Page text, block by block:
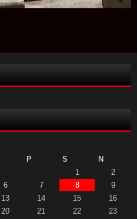
P S
N
1
2
6 7 8
9
13 14 15
16
20 21 22
23